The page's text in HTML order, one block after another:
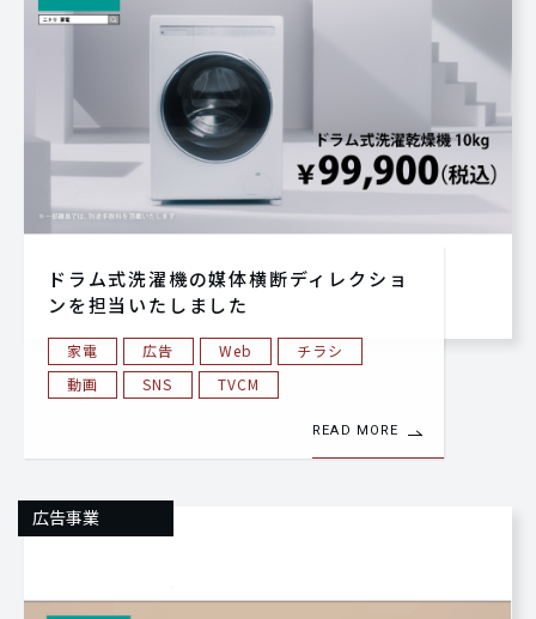
ドラム式洗濯機の媒体横断ディレクショ
ンを担当いたしました
家電 広告 Web
チラシ
動画
SNS TVCM
READ MORE
広告事業